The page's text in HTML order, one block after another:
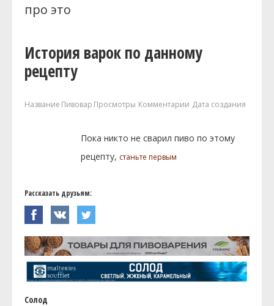
про это
История варок по данному
рецепту
Название Пивовар Просмотры Комментарии Дата создания
Пока никто не сварил пиво по этому
рецепту, станьте первым
Рассказать друзьям:
Солод